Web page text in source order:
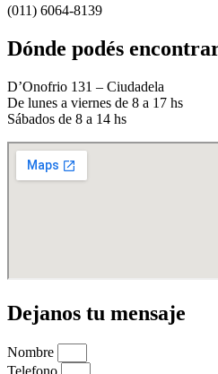
(011) 6064-8139
Dónde podés
D’Onofrio 131 – Ciudadela
De lunes a viernes de 8 a 17 hs
Sábados de 8 a 14 hs
Dejanos tu mensaje
Nombre
Telefono